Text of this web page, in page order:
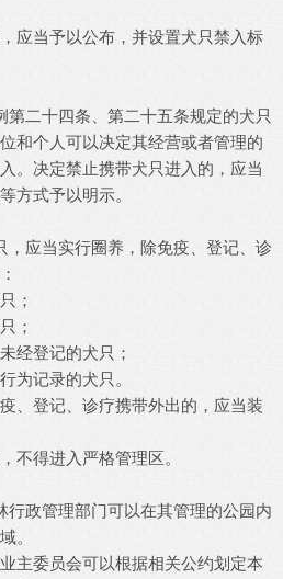
应当予以公布，并设置犬只禁入标
二十四条、第二十五条规定的犬只
和个人可以决定其经营或者管理的
。决定禁止携带犬只进入的，应当
方式予以明示。
应当实行圈养，除免疫、登记、诊
；
；
经登记的犬只；
为记录的犬只。
、登记、诊疗携带外出的，应当装
不得进入严格管理区。
政管理部门可以在其管理的公园内
。
主委员会可以根据相关公约划定本